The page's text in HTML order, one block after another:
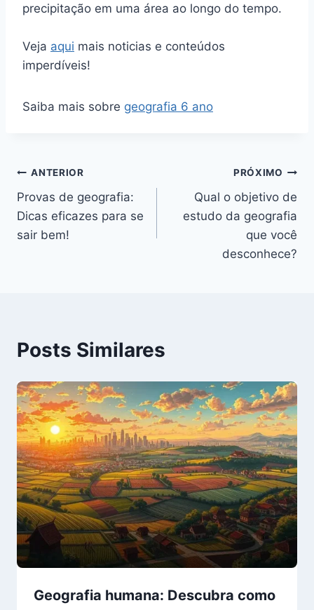
precipitação em uma área ao longo do tempo.
Veja aqui mais noticias e conteúdos
imperdíveis!
Saiba mais sobre geografia 6 ano
Navegação
de
Post
ANTERIOR
Provas de geografia:
Dicas eficazes para se
sair bem!
PRÓXIMO
Qual o objetivo de
estudo da geografia
que você
desconhece?
Posts Similares
Geografia humana: Descubra como